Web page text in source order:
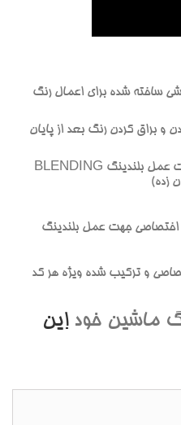
ساخته شده براي اعمال رنگ
و براق کردن رنگ بعد از پايان
پارچه مخصوص سفارشي جهت عمل بلندينگ BLENDING
زده)
جهت عمل بلندينگ
و ترکيب شده ويژه هر کد
ماشين خوداين